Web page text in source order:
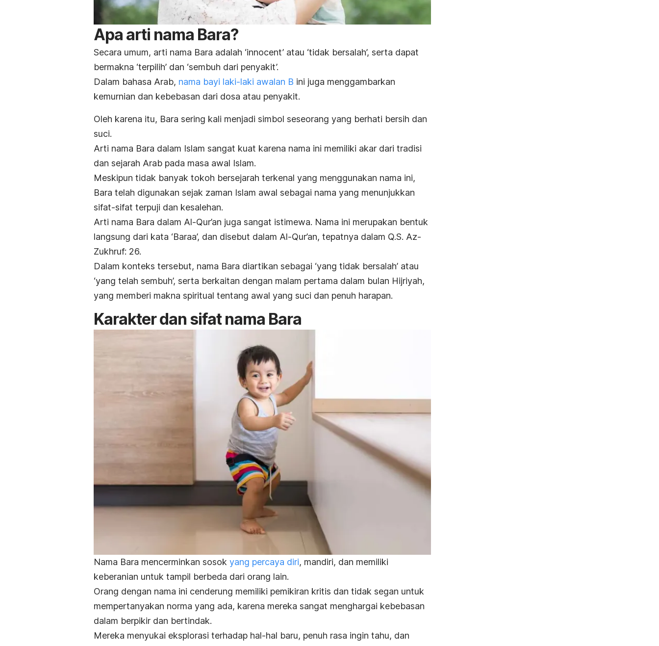
Apa arti nama Bara?
Secara umum, arti nama Bara adalah ‘innocent’ atau ‘tidak bersalah’, serta dapat
bermakna ‘terpilih’ dan ‘sembuh dari penyakit’.
Dalam bahasa Arab, nama bayi laki-laki awalan B ini juga menggambarkan
kemurnian dan kebebasan dari dosa atau penyakit.
Oleh karena itu, Bara sering kali menjadi simbol seseorang yang berhati bersih dan
suci.
Arti nama Bara dalam Islam sangat kuat karena nama ini memiliki akar dari tradisi
dan sejarah Arab pada masa awal Islam.
Meskipun tidak banyak tokoh bersejarah terkenal yang menggunakan nama ini,
Bara telah digunakan sejak zaman Islam awal sebagai nama yang menunjukkan
sifat-sifat terpuji dan kesalehan.
Arti nama Bara dalam Al-Qur’an juga sangat istimewa. Nama ini merupakan bentuk
langsung dari kata ‘Baraa’, dan disebut dalam Al-Qur’an, tepatnya dalam Q.S. Az-
Zukhruf: 26.
Dalam konteks tersebut, nama Bara diartikan sebagai ‘yang tidak bersalah’ atau
‘yang telah sembuh’, serta berkaitan dengan malam pertama dalam bulan Hijriyah,
yang memberi makna spiritual tentang awal yang suci dan penuh harapan.
Karakter dan sifat nama Bara
Nama Bara mencerminkan sosok yang percaya diri, mandiri, dan memiliki
keberanian untuk tampil berbeda dari orang lain.
Orang dengan nama ini cenderung memiliki pemikiran kritis dan tidak segan untuk
mempertanyakan norma yang ada, karena mereka sangat menghargai kebebasan
dalam berpikir dan bertindak.
Mereka menyukai eksplorasi terhadap hal-hal baru, penuh rasa ingin tahu, dan